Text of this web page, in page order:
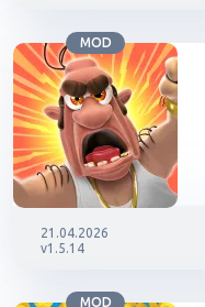
MOD
21.04.2026
v1.5.14
MOD